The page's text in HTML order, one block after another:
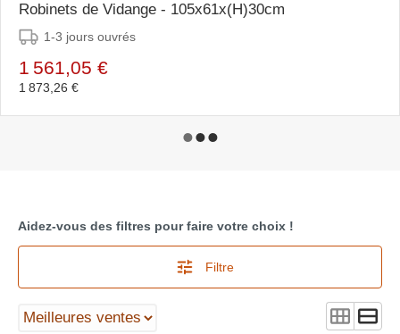
Robinets de Vidange - 105x61x(H)30cm
1-3 jours ouvrés
1 561,05 €
1 873,26 €
Aidez-vous des filtres pour faire votre choix !
Filtre